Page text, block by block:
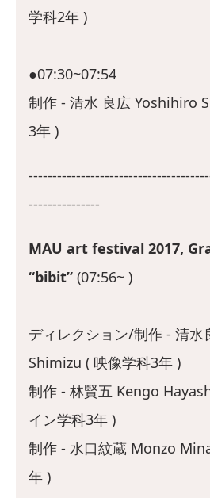
学科2年 )
●07:30~07:54
制作 - 清水 良広 Yoshihiro
3年 )
---------------
MAU art festival 2017,
“bibit” (07:56~ )
ディレクション/制作 - 清
Shimizu ( 映像学科3年 )
制作 - 林賢五 Kengo
イン学科3年 )
制作 - 水口紋蔵 Monzo
年 )